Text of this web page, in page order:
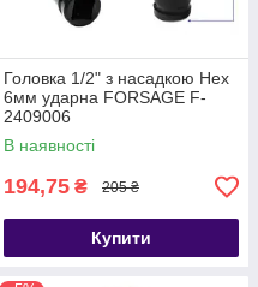
Головка 1/2" з насадкою Hex
6мм ударна FORSAGE F-
2409006
В наявності
194,75 ₴ 205 ₴
Купити